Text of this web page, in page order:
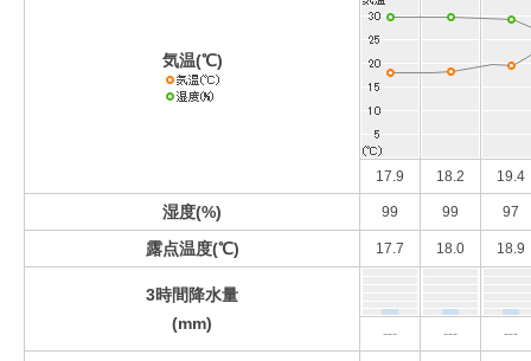
気温(℃)
17.9 18.2 19.4
湿度(%) 99 99 97
露点温度(℃) 17.7 18.0 18.9
3時間降水量
(mm)
--- --- ---